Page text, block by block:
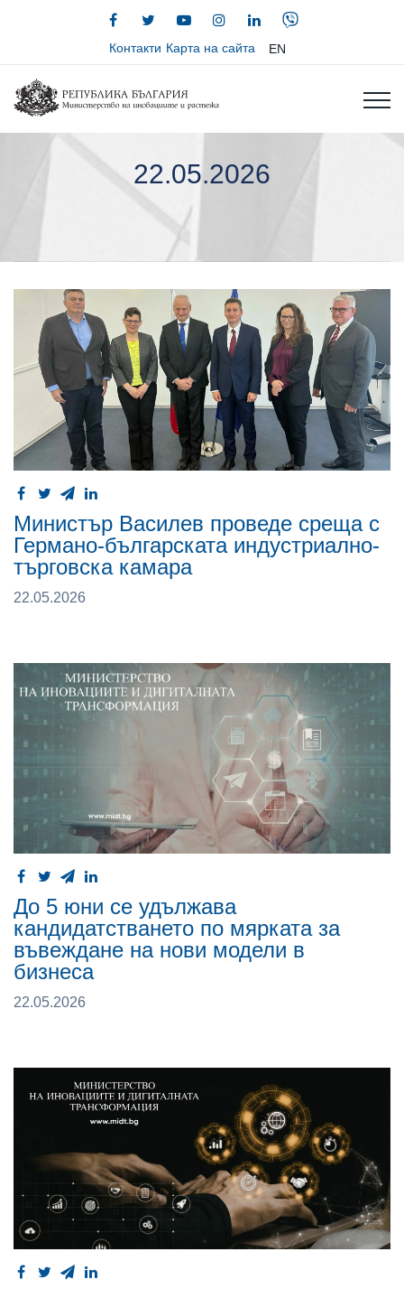
Контакти Карта на сайта EN
22.05.2026
Министър Василев проведе среща с
Германо-българската индустриално-
търговска камара
22.05.2026
До 5 юни се удължава
кандидатстването по мярката за
въвеждане на нови модели в
бизнеса
22.05.2026